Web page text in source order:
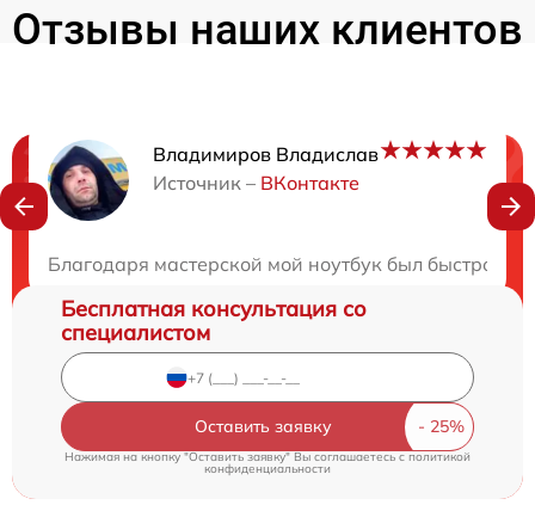
Отзывы наших клиентов
Владимиров Владислав
Источник – ВКонтакте
Благодаря мастерской мой ноутбук был быстро
Нужна консультация?
Бесплатная консультация со
специалистом
Оставить заявку
Нажимая на кнопку "Оставить заявку" Вы соглашаетесь cполитикой
конфиденциальности